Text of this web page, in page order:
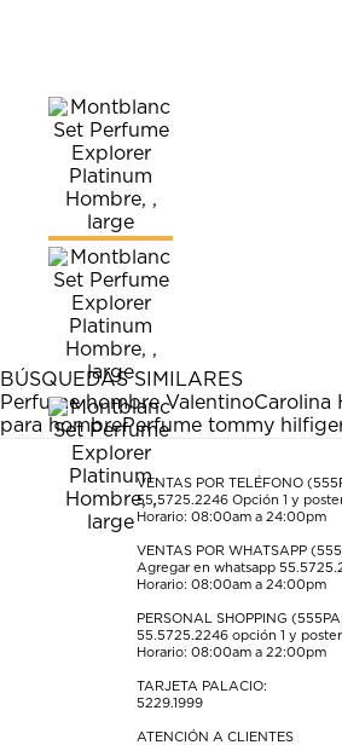
BÚSQUEDAS SIMILARES
Perfume hombre ValentinoCarolina
para hombrePerfume tommy
VENTAS POR TELÉFONO
55.5725.2246 Opción 1 y
Horario: 08:00am a 24:00pm
VENTAS POR WHATSAPP
Agregar en whatsapp
Horario: 08:00am a 24:00pm
PERSONAL SHOPPING
55.5725.2246 opción 1 y
Horario: 08:00am a 22:00pm
TARJETA PALACIO:
5229.1999
ATENCIÓN A CLIENTES